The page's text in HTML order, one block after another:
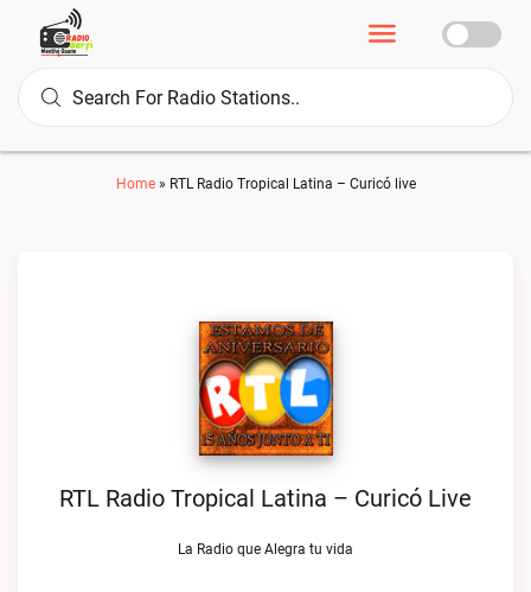
Home» RTL Radio Tropical Latina – Curicó live
RTL Radio Tropical Latina – Curicó Live
La Radio que Alegra tu vida